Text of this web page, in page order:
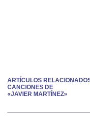
ARTÍCULOS
CANCIONES DE
«JAVIER MARTÍNEZ»